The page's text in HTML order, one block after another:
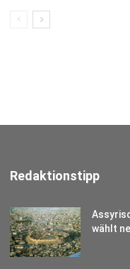
Redaktionstipp
wählt